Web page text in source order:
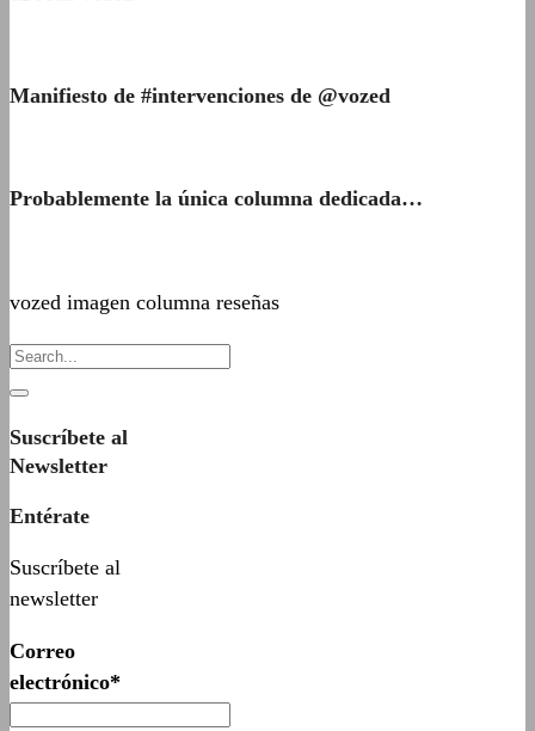
Manifiesto de #intervenciones de @vozed
Probablemente la única columna dedicada…
vozed imagen columna reseñas
Suscríbete al
Newsletter
Entérate
Suscríbete al
newsletter
Correo
electrónico*